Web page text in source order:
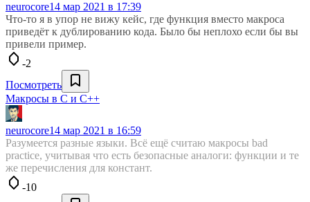
neurocore14 мар 2021 в 17:39
Что-то я в упор не вижу кейс, где функция вместо макроса
приведёт к дублированию кода. Было бы неплохо если бы вы
привели пример.
-2
Посмотреть
Макросы в С и С++
neurocore14 мар 2021 в 16:59
Разумеется разные языки. Всё ещё считаю макросы bad
practice, учитывая что есть безопасные аналоги: функции и те
же перечисления для констант.
-10